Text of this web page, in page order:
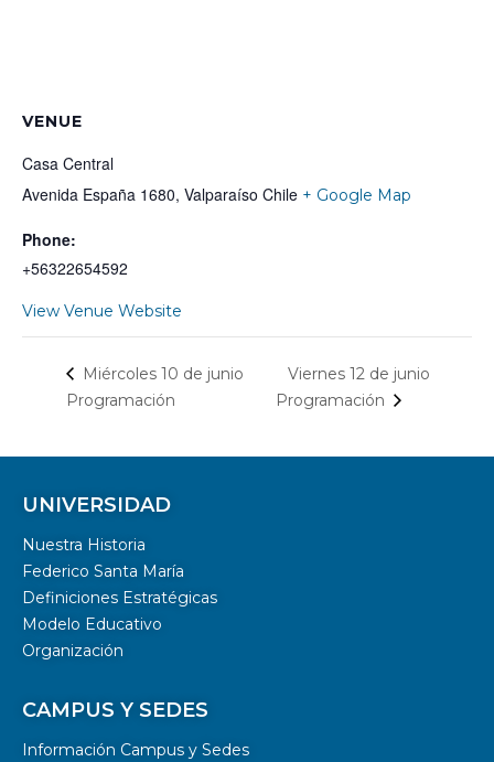
VENUE
Casa Central
Avenida España 1680, Valparaíso Chile + Google Map
Phone:
+56322654592
View Venue Website
Miércoles 10 de junio
Programación
Viernes 12 de junio
Programación
UNIVERSIDAD
Nuestra Historia
Federico Santa María
Definiciones Estratégicas
Modelo Educativo
Organización
CAMPUS Y SEDES
Información Campus y Sedes